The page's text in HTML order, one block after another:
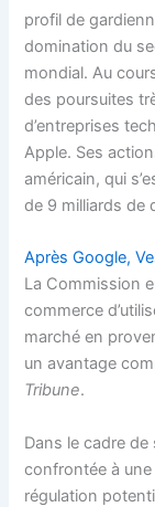
profil de
domination du
mondial. Au
des poursuites
d’entreprises
Apple. Ses
américain, qui
de 9 milliards de
Après Google,
La Commission
commerce
marché en
un avantage
Tribune.
Dans le cadre
confrontée à
régulation